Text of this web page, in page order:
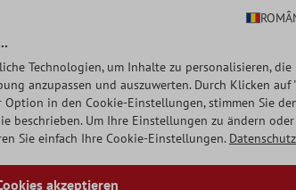
Technologien, um Inhalte zu personalisieren, die
anzupassen und auszuwerten. Durch Klicken auf
in den Cookie-Einstellungen, stimmen Sie
beschrieben. Um Ihre Einstellungen zu ändern oder
Sie einfach Ihre Cookie-Einstellungen. Datenschutz
akzeptieren